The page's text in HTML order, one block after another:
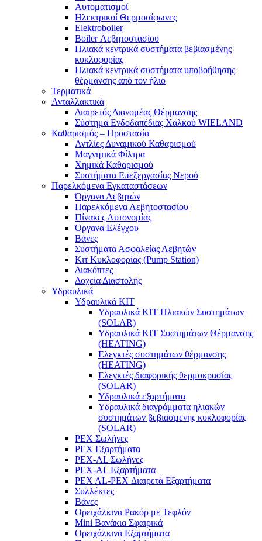
Αυτοματισμοί
Ηλεκτρικοί Θερμοσίφωνες
Elektroboiler
Boiler Λεβητοστασίου
Ηλιακά κεντρικά συστήματα βεβιασμένης
κυκλοφορίας
Ηλιακά κεντρικά συστήματα υποβοήθησης
θέρμανσης από τον ήλιο
Τερματικά
Ανταλλακτικά
Διαιρετός Διανομέας Θέρμανσης
Σύστημα Ενδοδαπέδιας Χαλκού WIELAND
Καθαρισμός – Προστασία
Αντλίες Δυναμικού Καθαρισμού
Μαγνητικά Φίλτρα
Χημικά Καθαρισμού
Συστήματα Επεξεργασίας Νερού
Παρελκόμενα Εγκαταστάσεων
Όργανα Λεβητών
Παρελκόμενα Λεβητοστασίου
Πίνακες Αυτονομίας
Όργανα Ελέγχου
Βάνες
Συστήματα Ασφαλείας Λεβητών
Κιτ Κυκλοφορίας (Pump Station)
Διακόπτες
Δοχεία Διαστολής
Υδραυλικά
Υδραυλικά ΚΙΤ
Υδραυλικά ΚΙΤ Ηλιακών Συστημάτων
(SOLAR)
Υδραυλικά ΚΙΤ Συστημάτων Θέρμανσης
(HEATING)
Ελεγκτές συστημάτων θέρμανσης
(ΗΕΑΤING)
Ελεγκτές διαφορικής θερμοκρασίας
(SOLAR)
Υδραυλικά εξαρτήματα
Υδραυλικά διαγράμματα ηλιακών
συστημάτων βεβιασμενης κυκλοφορίας
(SOLAR)
PEX Σωλήνες
PEX Εξαρτήματα
PEX-AL Σωλήνες
PEX-AL Εξαρτήματα
PEX AL-PEX Διαιρετά Εξαρτήματα
Συλλέκτες
Βάνες
Ορειχάλκινα Ρακόρ με Τεφλόν
Mini Βανάκια Σφαιρικά
Ορειχάλκινα Εξαρτήματα